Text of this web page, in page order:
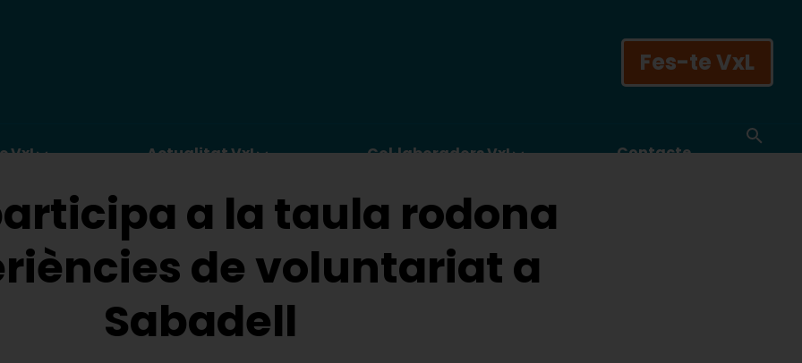
Fes-te VxL
VxL Actualitat VxL Col·laboradors VxL Contacte
a la taula rodona
de voluntariat a
Sabadell